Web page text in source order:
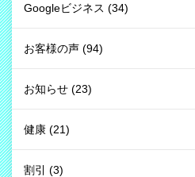
Googleビジネス (34)
お客様の声 (94)
お知らせ (23)
健康 (21)
割引 (3)